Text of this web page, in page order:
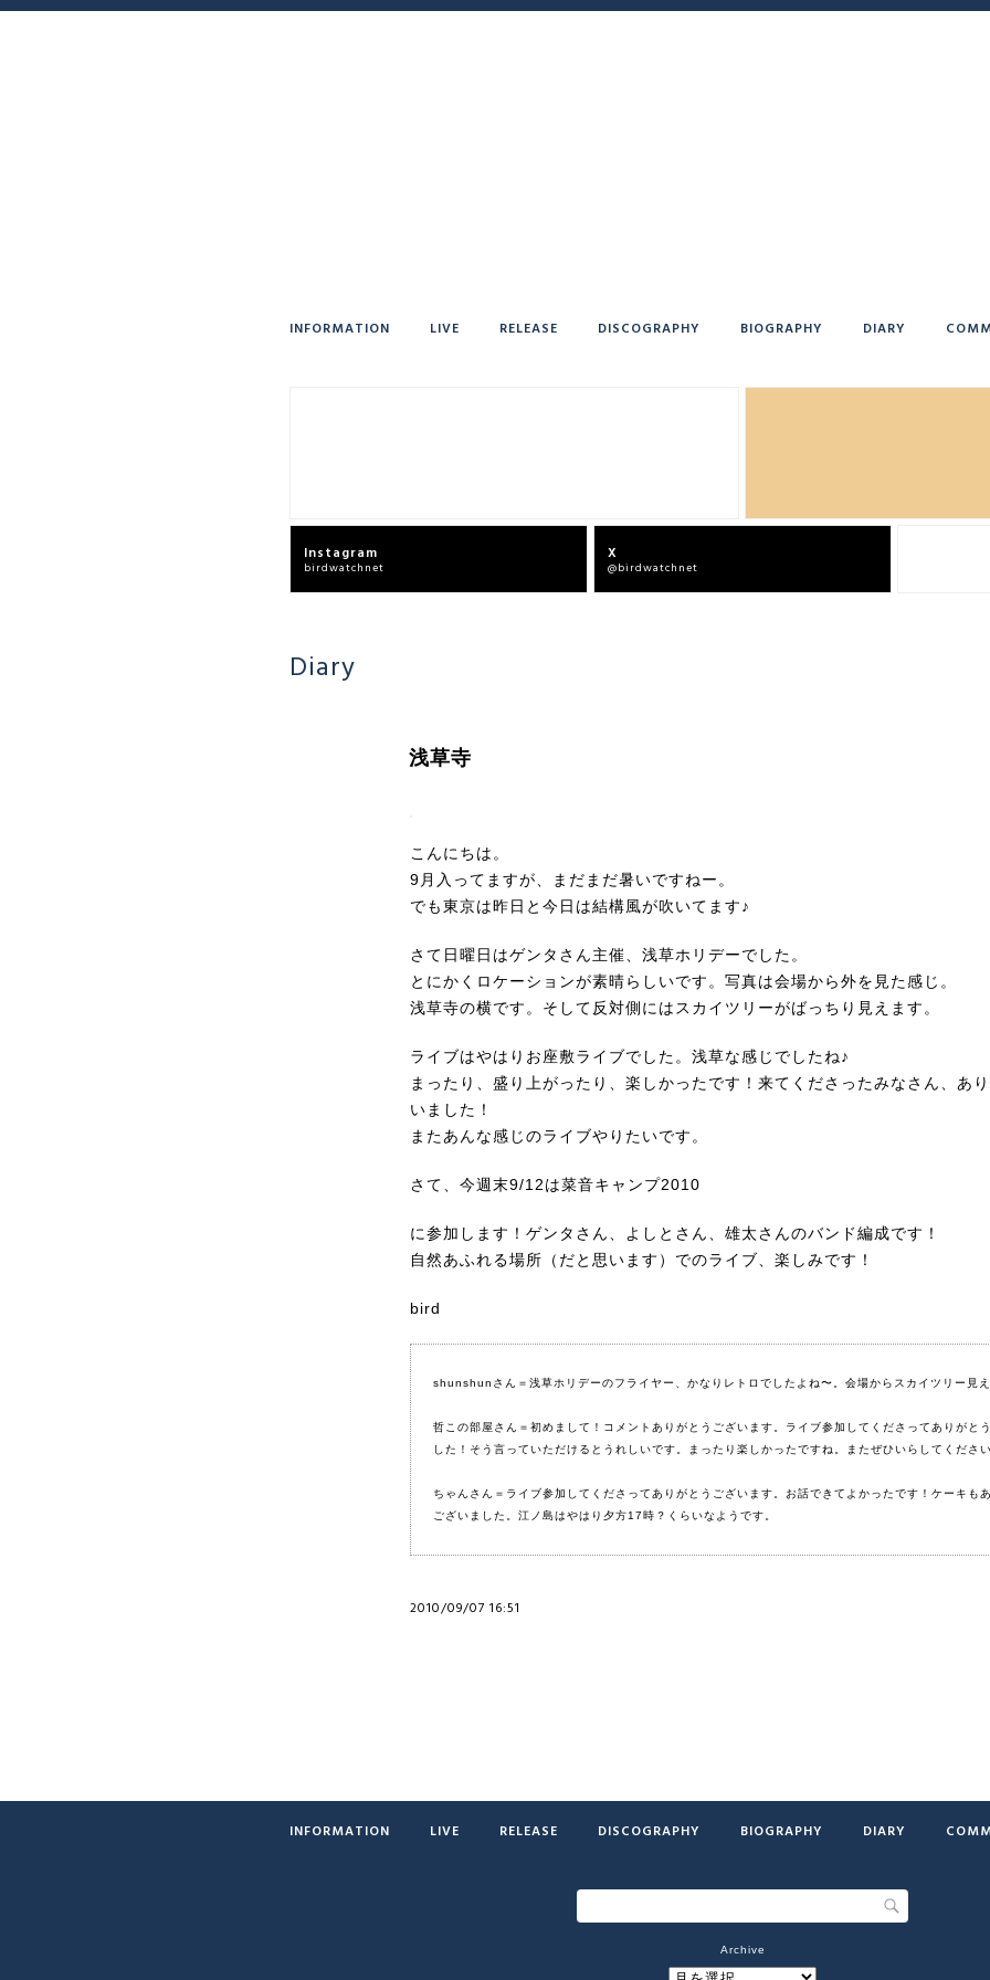
INFORMATION LIVE RELEASE DISCOGRAPHY BIOGRAPHY DIARY
Instagram
birdwatchnet
X
@birdwatchnet
Diary
浅草寺
こんにちは。
9月入ってますが、まだまだ暑いですねー。
でも東京は昨日と今日は結構風が吹いてます♪
さて日曜日はゲンタさん主催、浅草ホリデーでした。
とにかくロケーションが素晴らしいです。写真は会場から外を見た感じ。
浅草寺の横です。そして反対側にはスカイツリーがばっちり見えます。
ライブはやはりお座敷ライブでした。浅草な感じでしたね♪
まったり、盛り上がったり、楽しかったです！来てくださったみなさん、あ
いました！
またあんな感じのライブやりたいです。
さて、今週末9/12は菜音キャンプ2010
に参加します！ゲンタさん、よしとさん、雄太さんのバンド編成です！
自然あふれる場所（だと思います）でのライブ、楽しみです！
bird
shunshunさん＝浅草ホリデーのフライヤー、かなりレトロでしたよね〜。会場からスカイツリー見え
哲この部屋さん＝初めまして！コメントありがとうございます。ライブ参加してくださってありがと
した！そう言っていただけるとうれしいです。まったり楽しかったですね。またぜひいらしてくださ
ちゃんさん＝ライブ参加してくださってありがとうございます。お話できてよかったです！ケーキも
ございました。江ノ島はやはり夕方17時？くらいなようです。
2010/09/07 16:51
INFORMATION LIVE RELEASE DISCOGRAPHY BIOGRAPHY DIARY
Archive